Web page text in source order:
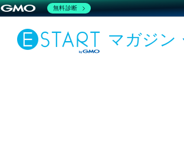
マガジン
無料診断